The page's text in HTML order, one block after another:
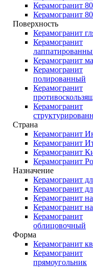
Керамогранит
Керамогранит
Поверхность
Керамогранит
Керамогранит
Керамогранит
Керамогранит
полированный
Керамогранит
Керамогранит
Страна
Керамогранит
Керамогранит
Керамогранит
Керамогранит
Назначение
Керамогранит
Керамогранит
Керамогранит
Керамогранит
Керамогранит
облицовочный
Форма
Керамогранит
Керамогранит
прямоугольник